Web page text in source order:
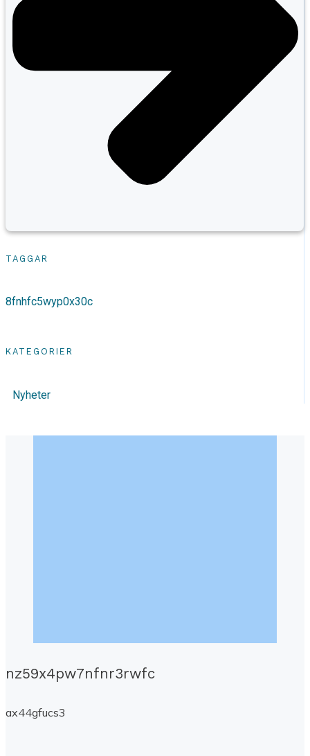
TAGGAR
8fnhfc5wyp0x30c
KATEGORIER
Nyheter
nz59x4pw7nfnr3rwfc
ax44gfucs3